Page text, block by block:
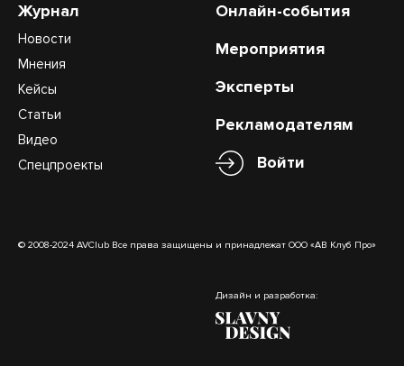
Журнал
Новости
Мнения
Кейсы
Статьи
Видео
Спецпроекты
Онлайн-события
Мероприятия
Эксперты
Рекламодателям
Войти
© 2008-2024 AVClub Все права защищены и принадлежат ООО «АВ Клуб Про»
Дизайн и разработка: